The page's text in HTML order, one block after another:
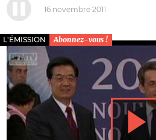
16 novembre 2011
L'ÉMISSION Abonnez-vous !